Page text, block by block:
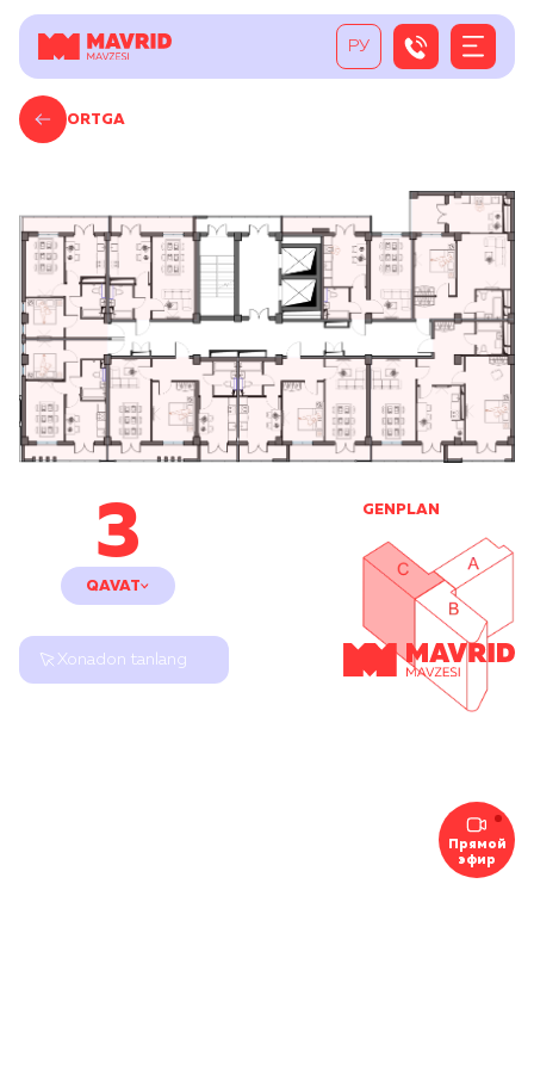
Прямой
эфир
РУ
ORTGA
Xonadon tanlang
3
QAVAT
GENPLAN